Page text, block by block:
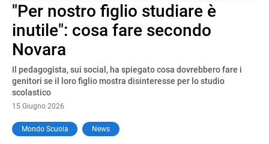
"Per nostro figlio studiare è
inutile": cosa fare secondo
Novara
Il pedagogista, sui social, ha spiegato cosa dovrebbero fare i
genitori se il loro figlio mostra disinteresse per lo studio
scolastico
15 Giugno 2026
Mondo Scuola News